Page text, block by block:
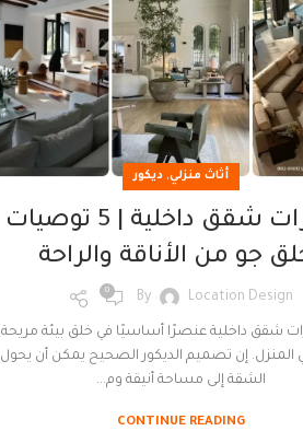
أثاث منزلي, ديكور
ديكورات شقق داخلية | 5 توصيات
جو من الأناقة والراحة
By Location Design
0
شقق داخلية عنصرًا أساسيًا في خلق بيئة مريحة
المنزل. إن تصميم الديكور الصحيح يمكن أن يحول
الشقة إلى مساحة أنيقة وم...
CONTINUE READING